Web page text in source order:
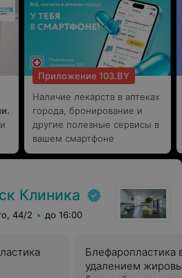
Приложение 103.BY
Наличие лекарств в аптеках
города, бронирование и
другие полезные сервисы в
вашем смартфоне
Клиника
44/2 до 16:00
Блефаропластика
удалением